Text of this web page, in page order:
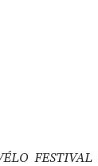
FESTIVAL